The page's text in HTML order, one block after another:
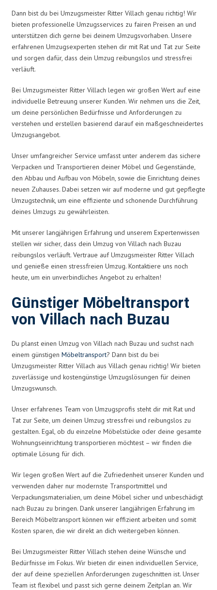
Dann bist du bei Umzugsmeister Ritter Villach genau richtig! Wir
bieten professionelle Umzugsservices zu fairen Preisen an und
unterstützen dich gerne bei deinem Umzugsvorhaben. Unsere
erfahrenen Umzugsexperten stehen dir mit Rat und Tat zur Seite
und sorgen dafür, dass dein Umzug reibungslos und stressfrei
verläuft.
Bei Umzugsmeister Ritter Villach legen wir großen Wert auf eine
individuelle Betreuung unserer Kunden. Wir nehmen uns die Zeit,
um deine persönlichen Bedürfnisse und Anforderungen zu
verstehen und erstellen basierend darauf ein maßgeschneidertes
Umzugsangebot.
Unser umfangreicher Service umfasst unter anderem das sichere
Verpacken und Transportieren deiner Möbel und Gegenstände,
den Abbau und Aufbau von Möbeln, sowie die Einrichtung deines
neuen Zuhauses. Dabei setzen wir auf moderne und gut gepflegte
Umzugstechnik, um eine effiziente und schonende Durchführung
deines Umzugs zu gewährleisten.
Mit unserer langjährigen Erfahrung und unserem Expertenwissen
stellen wir sicher, dass dein Umzug von Villach nach Buzau
reibungslos verläuft. Vertraue auf Umzugsmeister Ritter Villach
und genieße einen stressfreien Umzug. Kontaktiere uns noch
heute, um ein unverbindliches Angebot zu erhalten!
Günstiger Möbeltransport
von Villach nach Buzau
Du planst einen Umzug von Villach nach Buzau und suchst nach
einem günstigen Möbeltransport? Dann bist du bei
Umzugsmeister Ritter Villach aus Villach genau richtig! Wir bieten
zuverlässige und kostengünstige Umzugslösungen für deinen
Umzugswunsch.
Unser erfahrenes Team von Umzugsprofis steht dir mit Rat und
Tat zur Seite, um deinen Umzug stressfrei und reibungslos zu
gestalten. Egal, ob du einzelne Möbelstücke oder deine gesamte
Wohnungseinrichtung transportieren möchtest – wir finden die
optimale Lösung für dich.
Wir legen großen Wert auf die Zufriedenheit unserer Kunden und
verwenden daher nur modernste Transportmittel und
Verpackungsmaterialien, um deine Möbel sicher und unbeschädigt
nach Buzau zu bringen. Dank unserer langjährigen Erfahrung im
Bereich Möbeltransport können wir effizient arbeiten und somit
Kosten sparen, die wir direkt an dich weitergeben können.
Bei Umzugsmeister Ritter Villach stehen deine Wünsche und
Bedürfnisse im Fokus. Wir bieten dir einen individuellen Service,
der auf deine speziellen Anforderungen zugeschnitten ist. Unser
Team ist flexibel und passt sich gerne deinem Zeitplan an. Wir